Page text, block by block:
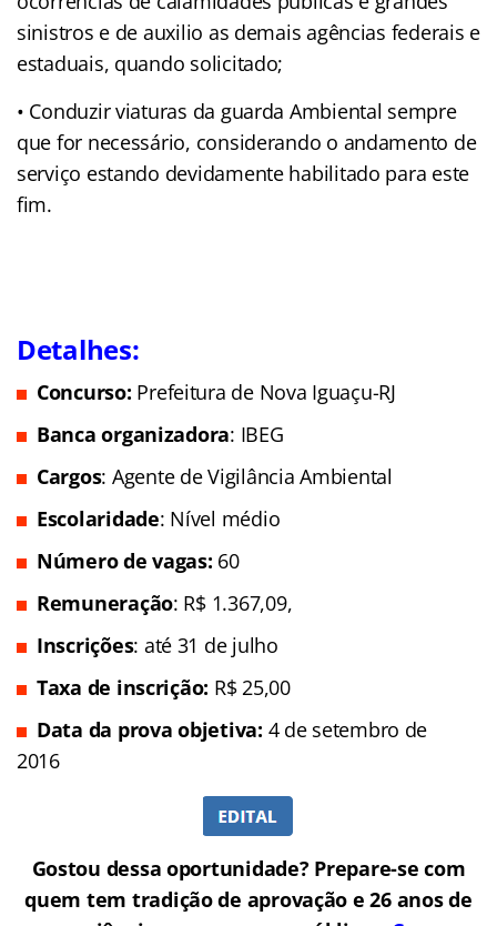
sinistros e de auxilio as demais agências federais e
estaduais, quando solicitado;
• Conduzir viaturas da guarda Ambiental sempre
que for necessário, considerando o andamento de
serviço estando devidamente habilitado para este
fim.
Detalhes:
Concurso: Prefeitura de Nova Iguaçu-RJ
Banca organizadora: IBEG
Cargos: Agente de Vigilância Ambiental
Escolaridade: Nível médio
Número de vagas: 60
Remuneração: R$ 1.367,09,
Inscrições: até 31 de julho
Taxa de inscrição: R$ 25,00
Data da prova objetiva: 4 de setembro de
2016
Gostou dessa oportunidade? Prepare-se com
quem tem tradição de aprovação e 26 anos de